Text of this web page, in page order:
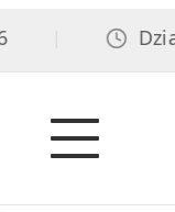
Dział